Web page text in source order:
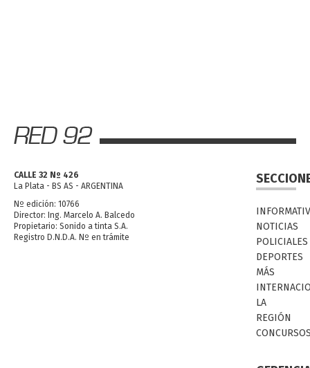
CALLE 32 Nº 426
La Plata - BS AS - ARGENTINA
Nº edición: 10766
Director: Ing. Marcelo A. Balcedo
Propietario: Sonido a tinta S.A.
Registro D.N.D.A. Nº en trámite
NOTICIAS
POLICIALES
DEPORTES
MÁS
LA
REGIÓN